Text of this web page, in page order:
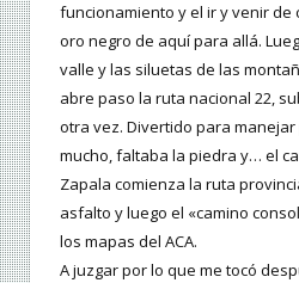
funcionamiento y el ir y venir de
oro negro de aquí para allá.
valle y las siluetas de las
abre paso la ruta nacional 22,
otra vez. Divertido para
mucho, faltaba la piedra y… el
Zapala comienza la ruta
asfalto y luego el «camino
los mapas del ACA.
A juzgar por lo que me tocó